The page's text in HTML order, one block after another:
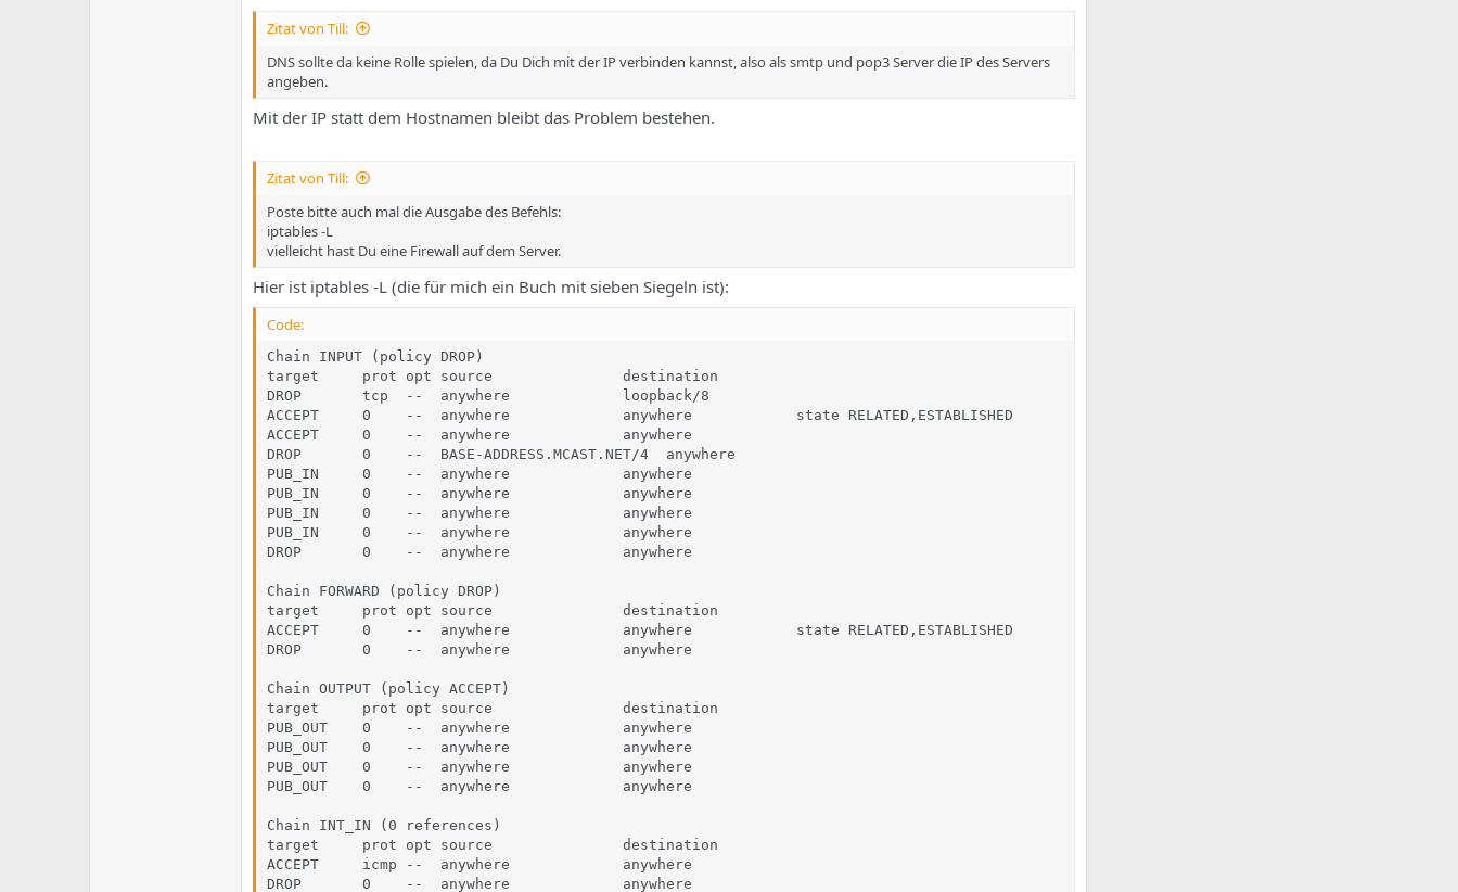
Zitat von Till:
DNS sollte da keine Rolle spielen, da Du Dich mit der IP verbinden kannst, also als smtp und pop3 Server die IP des Servers
angeben.
Mit der IP statt dem Hostnamen bleibt das Problem bestehen.
Zitat von Till:
Poste bitte auch mal die Ausgabe des Befehls:
iptables -L
vielleicht hast Du eine Firewall auf dem Server.
Hier ist iptables -L (die für mich ein Buch mit sieben Siegeln ist):
Code:
Chain INPUT (policy DROP)
target     prot opt source               destination
DROP       tcp  --  anywhere             loopback/8
ACCEPT     0    --  anywhere             anywhere            state RELATED,ESTABLISHED
ACCEPT     0    --  anywhere             anywhere
DROP       0    --  BASE-ADDRESS.MCAST.NET/4  anywhere
PUB_IN     0    --  anywhere             anywhere
PUB_IN     0    --  anywhere             anywhere
PUB_IN     0    --  anywhere             anywhere
PUB_IN     0    --  anywhere             anywhere
DROP       0    --  anywhere             anywhere
Chain FORWARD (policy DROP)
target     prot opt source               destination
ACCEPT     0    --  anywhere             anywhere            state RELATED,ESTABLISHED
DROP       0    --  anywhere             anywhere
Chain OUTPUT (policy ACCEPT)
target     prot opt source               destination
PUB_OUT    0    --  anywhere             anywhere
PUB_OUT    0    --  anywhere             anywhere
PUB_OUT    0    --  anywhere             anywhere
PUB_OUT    0    --  anywhere             anywhere
Chain INT_IN (0 references)
target     prot opt source               destination
ACCEPT     icmp --  anywhere             anywhere
DROP       0    --  anywhere             anywhere